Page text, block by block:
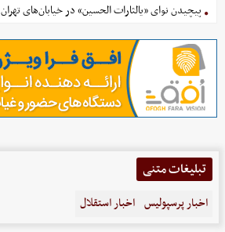
پیچیدن نوای «یالثارات الحسین» در خیابان‌های تهران
تبلیغات متنی
اخبار پرسپولیس اخبار استقلال